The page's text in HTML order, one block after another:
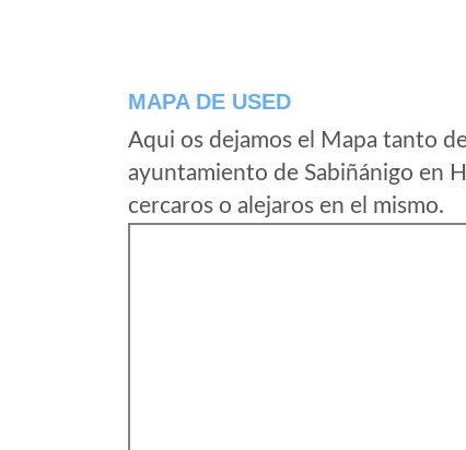
MAPA DE USED
Aqui os dejamos el Mapa tanto
ayuntamiento de Sabiñánigo en
cercaros o alejaros en el mismo.